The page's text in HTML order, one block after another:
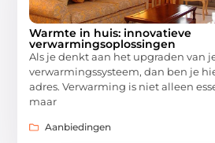
Warmte in huis: innovatieve
verwarmingsoplossingen
Als je denkt aan het upgraden van
verwarmingssysteem, dan ben je
adres. Verwarming is niet alleen
maar
Aanbiedingen